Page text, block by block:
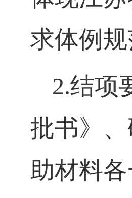
求体例
2.结项
批书》
助材料